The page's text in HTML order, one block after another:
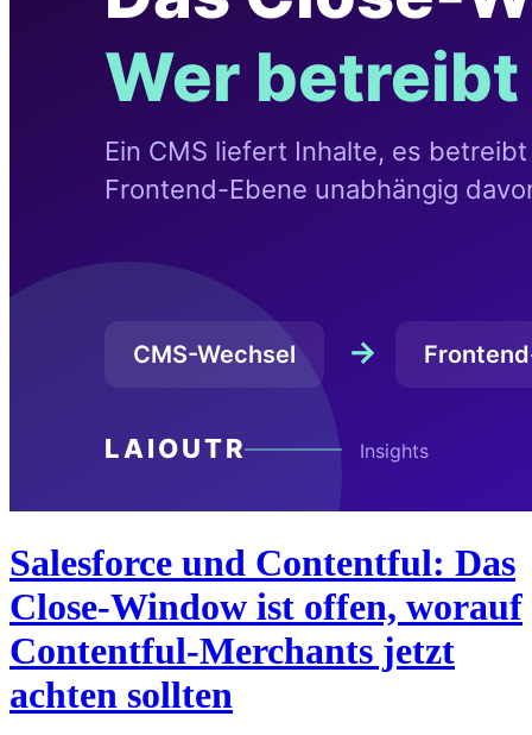
Salesforce und Contentful: Das
Close-Window ist offen, worauf
Contentful-Merchants jetzt
achten sollten